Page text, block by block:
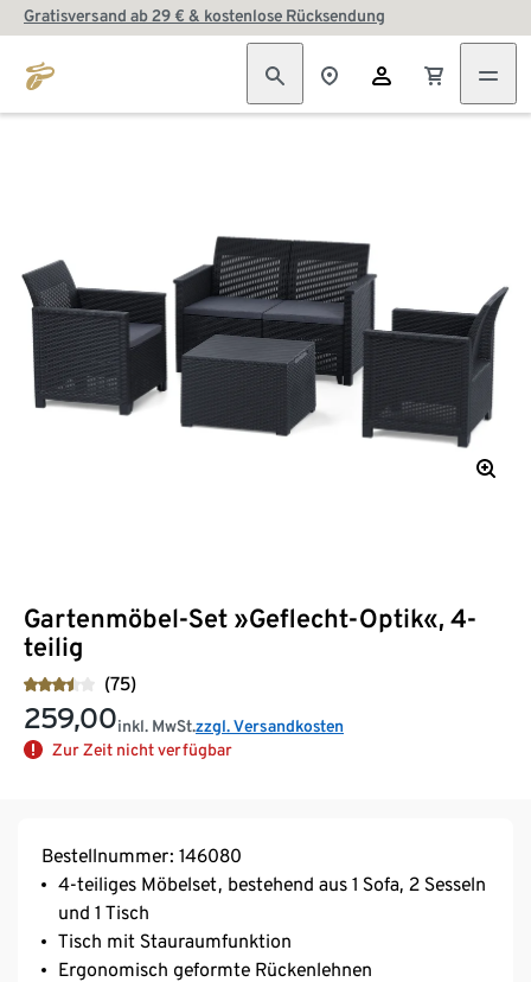
Gratisversand ab 29 € & kostenlose Rücksendung
Gartenmöbel-Set »Geflecht-Optik«, 4-
teilig
(75)
259,00inkl. MwSt.zzgl. Versandkosten
Zur Zeit nicht verfügbar
Bestellnummer: 146080
4-teiliges Möbelset, bestehend aus 1 Sofa, 2 Sesseln
und 1 Tisch
Tisch mit Stauraumfunktion
Ergonomisch geformte Rückenlehnen